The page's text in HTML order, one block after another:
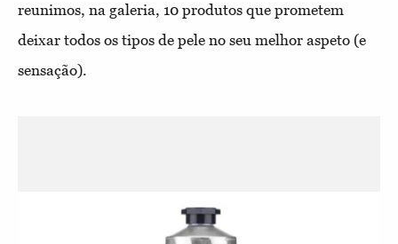
reunimos, na galeria, 10 produtos que prometem
deixar todos os tipos de pele no seu melhor aspeto (e
sensação).